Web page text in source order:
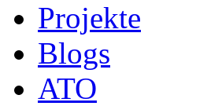
Projekte
Blogs
ATO